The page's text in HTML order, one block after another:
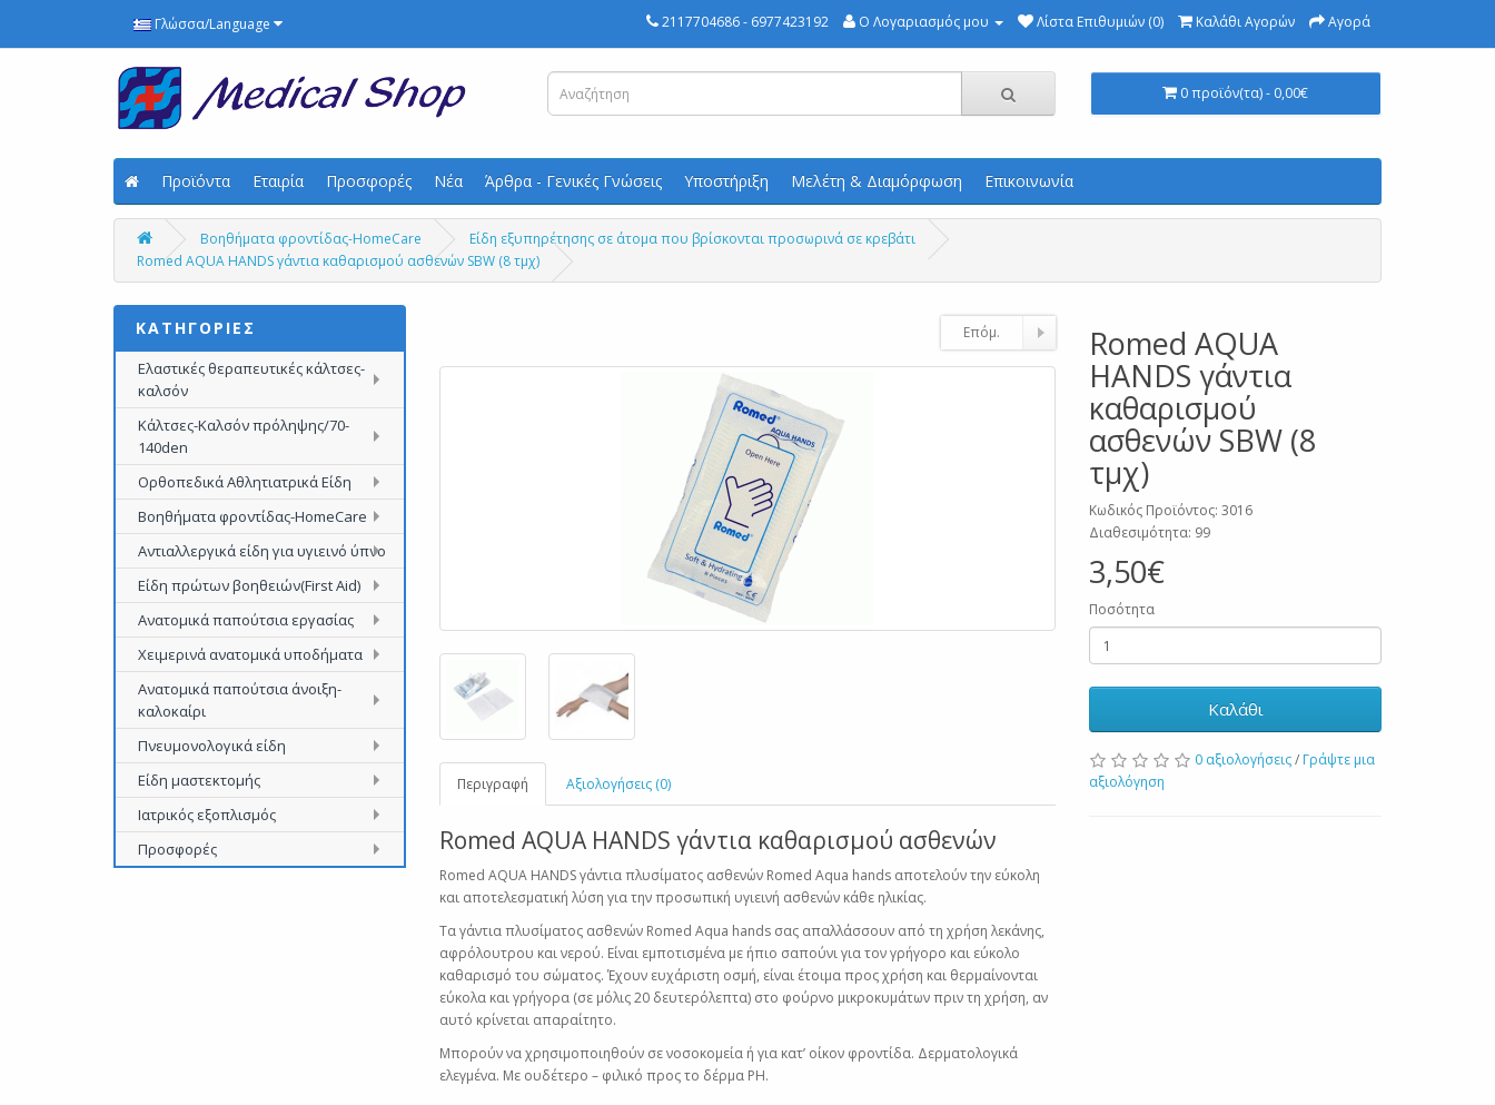
Γλώσσα/Language 2117704686 - 6977423192 Ο Λογαριασμός μου Λίστα Επιθυμιών (0) Καλάθι Αγορών Αγορά
0 προϊόν(τα) - 0,00€
Προϊόντα Εταιρία Προσφορές Νέα Άρθρα - Γενικές Γνώσεις Υποστήριξη Μελέτη & Διαμόρφωση Επικοινωνία
Βοηθήματα φροντίδας-HomeCare
Είδη εξυπηρέτησης σε άτομα που βρίσκονται προσωρινά σε κρεβάτι
Romed AQUA HANDS γάντια καθαρισμού ασθενών SBW (8 τμχ)
ΚΑΤΗΓΟΡΙΕΣ
Ελαστικές θεραπευτικές κάλτσες-
καλσόν
Κάλτσες-Καλσόν πρόληψης/70-
140den
Ορθοπεδικά Αθλητιατρικά Είδη
Βοηθήματα φροντίδας-HomeCare
Αντιαλλεργικά είδη για υγιεινό ύπνο
Είδη πρώτων βοηθειών(First Aid)
Ανατομικά παπούτσια εργασίας
Χειμερινά ανατομικά υποδήματα
Ανατομικά παπούτσια άνοιξη-
καλοκαίρι
Πνευμονολογικά είδη
Είδη μαστεκτομής
Ιατρικός εξοπλισμός
Προσφορές
Επόμ.
Περιγραφή Αξιολογήσεις (0)
Romed AQUA HANDS γάντια καθαρισμού ασθενών
Romed AQUA HANDS γάντια πλυσίματος ασθενών Romed Aqua hands αποτελούν την εύκολη
και αποτελεσματική λύση για την προσωπική υγιεινή ασθενών κάθε ηλικίας.
Τα γάντια πλυσίματος ασθενών Romed Aqua hands σας απαλλάσσουν από τη χρήση λεκάνης,
αφρόλουτρου και νερού. Είναι εμποτισμένα με ήπιο σαπούνι για τον γρήγορο και εύκολο
καθαρισμό του σώματος. Έχουν ευχάριστη οσμή, είναι έτοιμα προς χρήση και θερμαίνονται
εύκολα και γρήγορα (σε μόλις 20 δευτερόλεπτα) στο φούρνο μικροκυμάτων πριν τη χρήση, αν
αυτό κρίνεται απαραίτητο.
Μπορούν να χρησιμοποιηθούν σε νοσοκομεία ή για κατ’ οίκον φροντίδα. Δερματολογικά
ελεγμένα. Με ουδέτερο – φιλικό προς το δέρμα PH.
Romed AQUA
HANDS γάντια
καθαρισμού
ασθενών SBW (8
τμχ)
Κωδικός Προϊόντος: 3016
Διαθεσιμότητα: 99
3,50€
Ποσότητα
Καλάθι
0 αξιολογήσεις/ Γράψτε μια
αξιολόγηση